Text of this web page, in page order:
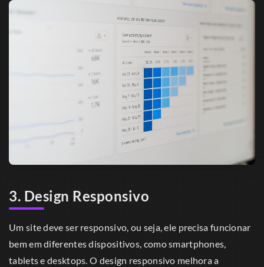
3. Design Responsivo
Um site deve ser responsivo, ou seja, ele precisa funcionar
bem em diferentes dispositivos, como smartphones,
tablets e desktops. O design responsivo melhora a